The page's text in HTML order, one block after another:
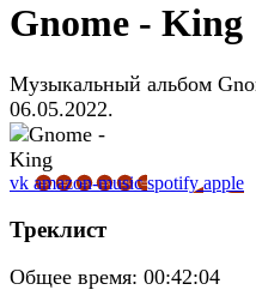
Gnome - King
Музыкальный альбом
06.05.2022.
vk amazon-musicspotifyapple
Треклист
Общее время: 00:42:04